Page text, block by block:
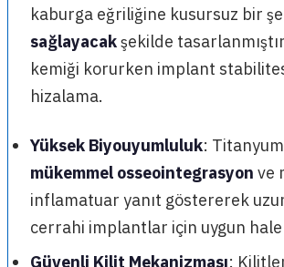
kaburga eğriliğine kusursuz bir
sağlayacakşekilde
kemiği korurken implant
hizalama.
Yüksek Biyouyumluluk: Titanyum
mükemmel osseointegrasyon ve
inflamatuar yanıt göstererek
cerrahi implantlar için uygun
Güvenli Kilit Mekanizması: